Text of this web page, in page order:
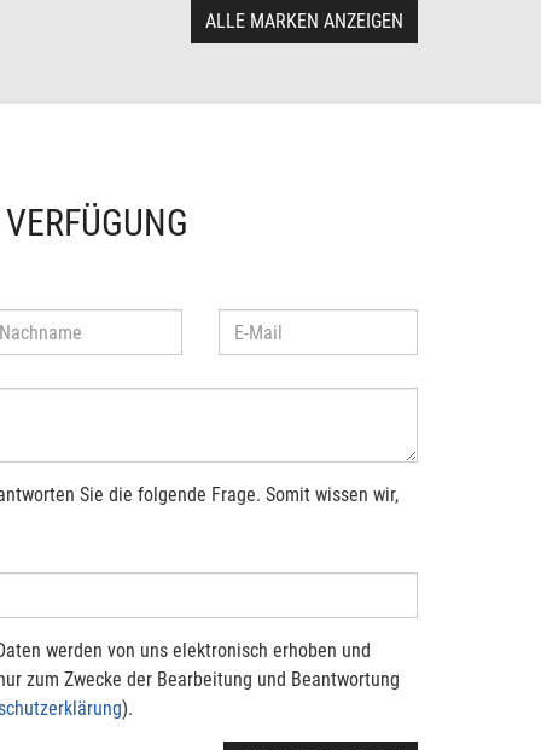
ALLE MARKEN ANZEIGEN
Sie die folgende Frage. Somit wissen wir,
werden von uns elektronisch erhoben und
zum Zwecke der Bearbeitung und Beantwortung
).